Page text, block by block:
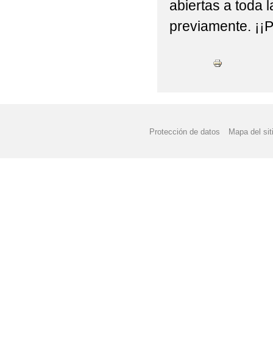
abiertas a toda
previamente.
Protección de datos Mapa del